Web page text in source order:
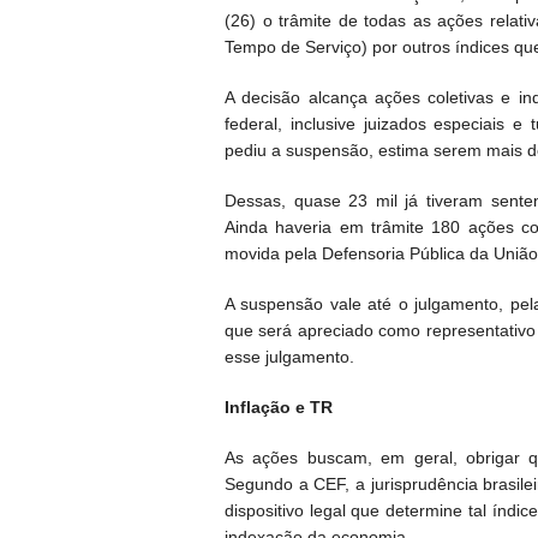
(26) o trâmite de todas as ações
Tempo de Serviço) por outros índices
A decisão alcança ações coletivas e
federal, inclusive juizados especiais e
pediu a suspensão, estima serem mais
Dessas, quase 23 mil já tiveram
Ainda haveria em trâmite 180 ações
movida pela Defensoria Pública da
A suspensão vale até o julgamento,
que será apreciado como
esse julgamento.
Inflação e TR
As ações buscam, em geral, obrigar
Segundo a CEF, a jurisprudência
dispositivo legal que determine tal